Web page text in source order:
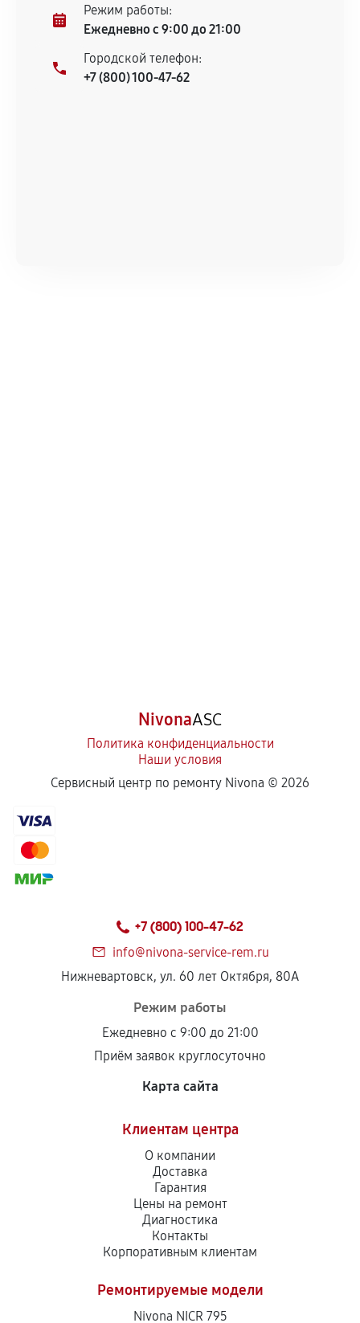
Режим работы:
Ежедневно с 9:00 до 21:00
Городской телефон:
+7 (800) 100-47-62
NivonaASC
Политика конфиденциальности
Наши условия
Сервисный центр по ремонту Nivona © 2026
+7 (800) 100-47-62
info@nivona-service-rem.ru
Нижневартовск, ул. 60 лет Октября, 80А
Режим работы
Ежедневно с 9:00 до 21:00
Приём заявок круглосуточно
Карта сайта
Клиентам центра
О компании
Доставка
Гарантия
Цены на ремонт
Диагностика
Контакты
Корпоративным клиентам
Ремонтируемые модели
Nivona NICR 795